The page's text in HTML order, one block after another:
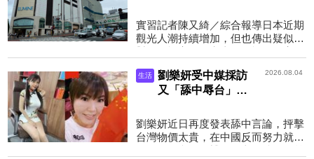
行李箱」 網掀兩
派看法
實習記者陳又綺／綜合報導日本近期
觀光人潮持續增加，但也傳出疑似針
宿街頭目睹一名日本...
生活
劉樂妍受中媒採訪
又「舔中辱台」
網友爆氣開轟
2026.08.04
劉樂妍近日再度發表舔中言論，抨擊
台灣物價太貴，在中國反而努力就有